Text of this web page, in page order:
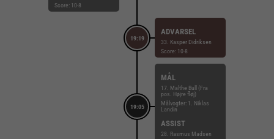
Score: 10-8
19:19
ADVARSEL
33. Kasper Didriksen
Score: 10-8
19:05
MÅL
17. Malthe Bull (Fra
pos. Højre fløj)
Målvogter: 1. Niklas
Landin
ASSIST
28. Rasmus Madsen